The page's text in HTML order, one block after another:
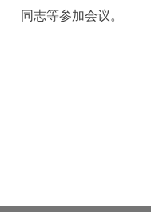
同志等参加会议。